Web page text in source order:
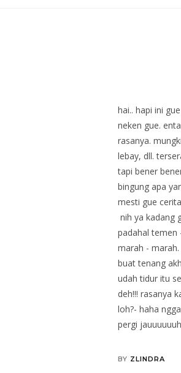
hai.. hapi ini
neken gue.
rasanya.
lebay, dll.
tapi bener
bingung apa
mesti gue
nih ya kadang
padahal temen
marah -
buat tenang
udah tidur itu
deh!!! rasanya
loh?- haha
pergi
BY ZLINDRA